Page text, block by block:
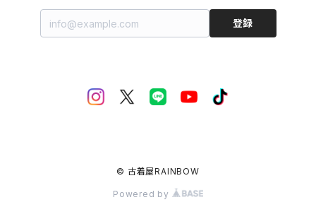
登録
© 古着屋RAINBOW
Powered by